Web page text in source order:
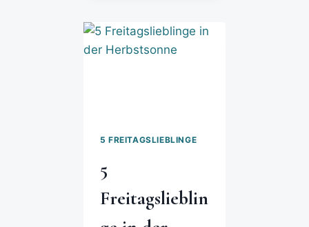
5 FREITAGSLIEBLINGE
5
Freitagslieblin